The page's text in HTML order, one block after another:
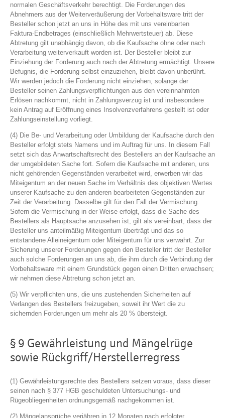
normalen Geschäftsverkehr berechtigt. Die Forderungen des
Abnehmers aus der Weiterveräußerung der Vorbehaltsware tritt der
Besteller schon jetzt an uns in Höhe des mit uns vereinbarten
Faktura-Endbetrages (einschließlich Mehrwertsteuer) ab. Diese
Abtretung gilt unabhängig davon, ob die Kaufsache ohne oder nach
Verarbeitung weiterverkauft worden ist. Der Besteller bleibt zur
Einziehung der Forderung auch nach der Abtretung ermächtigt. Unsere
Befugnis, die Forderung selbst einzuziehen, bleibt davon unberührt.
Wir werden jedoch die Forderung nicht einziehen, solange der
Besteller seinen Zahlungsverpflichtungen aus den vereinnahmten
Erlösen nachkommt, nicht in Zahlungsverzug ist und insbesondere
kein Antrag auf Eröffnung eines Insolvenzverfahrens gestellt ist oder
Zahlungseinstellung vorliegt.
(4) Die Be- und Verarbeitung oder Umbildung der Kaufsache durch den
Besteller erfolgt stets Namens und im Auftrag für uns. In diesem Fall
setzt sich das Anwartschaftsrecht des Bestellers an der Kaufsache an
der umgebildeten Sache fort. Sofern die Kaufsache mit anderen, uns
nicht gehörenden Gegenständen verarbeitet wird, erwerben wir das
Miteigentum an der neuen Sache im Verhältnis des objektiven Wertes
unserer Kaufsache zu den anderen bearbeiteten Gegenständen zur
Zeit der Verarbeitung. Dasselbe gilt für den Fall der Vermischung.
Sofern die Vermischung in der Weise erfolgt, dass die Sache des
Bestellers als Hauptsache anzusehen ist, gilt als vereinbart, dass der
Besteller uns anteilmäßig Miteigentum überträgt und das so
entstandene Alleineigentum oder Miteigentum für uns verwahrt. Zur
Sicherung unserer Forderungen gegen den Besteller tritt der Besteller
auch solche Forderungen an uns ab, die ihm durch die Verbindung der
Vorbehaltsware mit einem Grundstück gegen einen Dritten erwachsen;
wir nehmen diese Abtretung schon jetzt an.
(5) Wir verpflichten uns, die uns zustehenden Sicherheiten auf
Verlangen des Bestellers freizugeben, soweit ihr Wert die zu
sichernden Forderungen um mehr als 20 % übersteigt.
§ 9 Gewährleistung und Mängelrüge
sowie Rückgriff/Herstellerregress
(1) Gewährleistungsrechte des Bestellers setzen voraus, dass dieser
seinen nach § 377 HGB geschuldeten Untersuchungs- und
Rügeobliegenheiten ordnungsgemäß nachgekommen ist.
(2) Mängelansprüche verjähren in 12 Monaten nach erfolgter